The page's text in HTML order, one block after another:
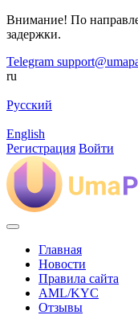
Внимание! По
задержки.
Telegram
ru
Русский
English
Регистрация Войти
Главная
Новости
Правила сайта
AML/KYC
Отзывы